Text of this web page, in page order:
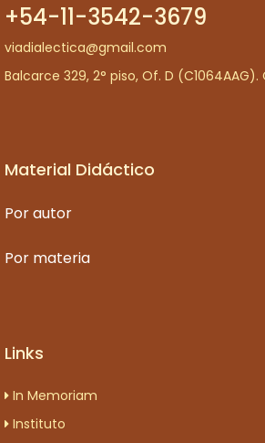
+54-11-3542-3679
viadialectica@gmail.com
Balcarce 329, 2° piso, Of. D (C1064AAG).
Material Didáctico
Por autor
Por materia
Links
In Memoriam
Instituto